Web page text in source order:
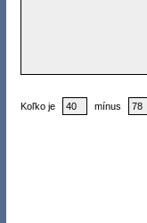
Koľko je mínus